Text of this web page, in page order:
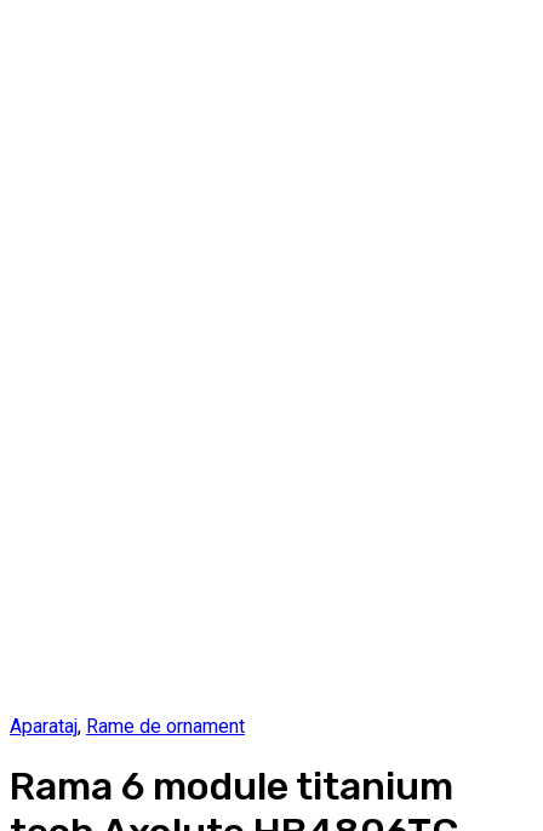
Aparataj, Rame de ornament
Rama 6 module titanium